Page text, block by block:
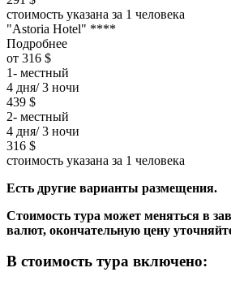
стоимость указана за 1 человека
"Astoria Hotel" ****
Подробнее
от 316 $
1- местный
4 дня/ 3 ночи
439 $
2- местный
4 дня/ 3 ночи
316 $
стоимость указана за 1 человека
Есть другие варианты размещения.
Стоимость тура может меняться в
валют, окончательную цену
В стоимость тура включено: